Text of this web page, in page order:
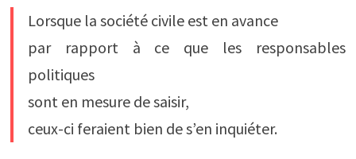
Lorsque la société civile est en avance
par rapport à ce que les responsables
politiques
sont en mesure de saisir,
ceux-ci feraient bien de s’en inquiéter.